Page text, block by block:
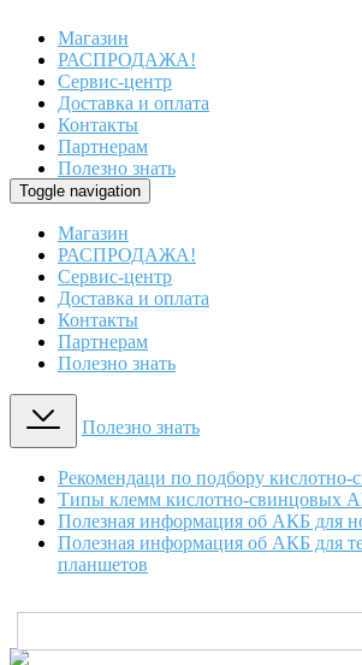
Магазин
РАСПРОДАЖА!
Сервис-центр
Доставка и оплата
Контакты
Партнерам
Полезно знать
Toggle navigation
Магазин
РАСПРОДАЖА!
Сервис-центр
Доставка и оплата
Контакты
Партнерам
Полезно знать
Полезно знать
Рекомендаци по подбору
Типы клемм кислотно-свинцовых
Полезная информация об АКБ для
Полезная информация об АКБ для
планшетов